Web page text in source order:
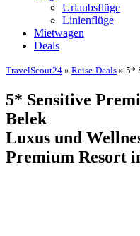
Urlaubsflüge
Linienflüge
Mietwagen
Deals
TravelScout24 » Reise-Deals » 5*
5* Sensitive
Belek
Luxus und
Premium Resort